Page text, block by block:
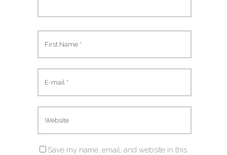
Save my name, email, and website in this